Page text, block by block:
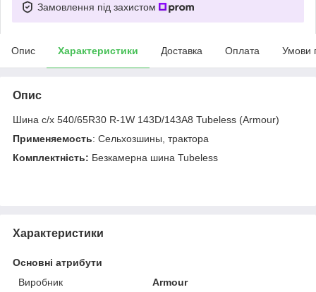
Замовлення під захистом
Опис Характеристики Доставка Оплата Умови
Опис
Шина с/х 540/65R30 R-1W 143D/143A8 Tubeless (Armour)
Применяемость: Сельхозшины, трактора
Комплектність: Безкамерна шина Tubeless
Характеристики
Основні атрибути
Виробник
Armour